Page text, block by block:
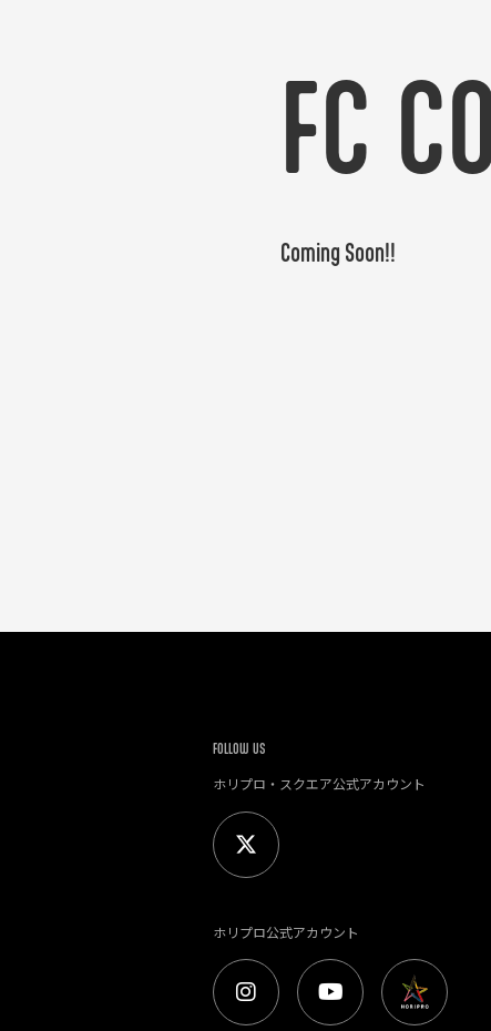
FC
Coming Soon!!
FOLLOW US
ホリプロ・スクエア公式アカウント
ホリプロ公式アカウント